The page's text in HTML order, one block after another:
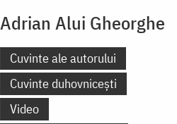
Adrian Alui Gheorghe
Cuvinte ale autorului
Cuvinte duhovnicești
Video